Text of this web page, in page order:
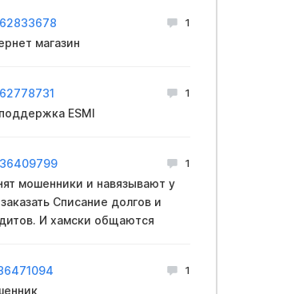
1
магазин
1
ESMI
1
мошенники и навязывают у
Списание долгов и
И хамски общаются
1